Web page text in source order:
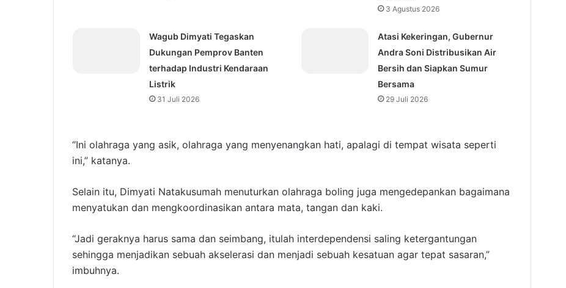
3 Agustus 2026
Wagub Dimyati Tegaskan
Dukungan Pemprov Banten
terhadap Industri Kendaraan
Listrik
31 Juli 2026
Atasi Kekeringan, Gubernur
Andra Soni Distribusikan Air
Bersih dan Siapkan Sumur
Bersama
29 Juli 2026
“Ini olahraga yang asik, olahraga yang menyenangkan hati, apalagi di tempat wisata seperti
ini,” katanya.
Selain itu, Dimyati Natakusumah menuturkan olahraga boling juga mengedepankan bagaimana
menyatukan dan mengkoordinasikan antara mata, tangan dan kaki.
“Jadi geraknya harus sama dan seimbang, itulah interdependensi saling ketergantungan
sehingga menjadikan sebuah akselerasi dan menjadi sebuah kesatuan agar tepat sasaran,”
imbuhnya.